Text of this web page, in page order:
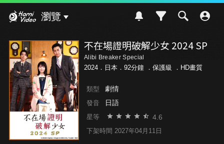
瀏覽
不在場證明破解少女 2024 SP
Alibi Breaker Special
2024．日本．92分鐘 ． 保護級 ．HD畫質
類型 劇情
發音 日語
星等 4.6
下架時間 2027年04月11日